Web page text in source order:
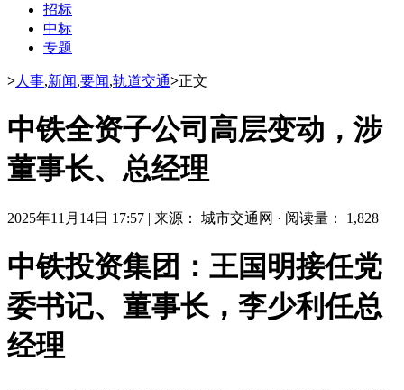
招标
中标
专题
>人事,新闻,要闻,轨道交通>正文
中铁全资子公司高层变动，涉
董事长、总经理
2025年11月14日 17:57 | 来源： 城市交通网 · 阅读量： 1,828
中铁投资集团：王国明接任党
委书记、董事长，李少利任总
经理